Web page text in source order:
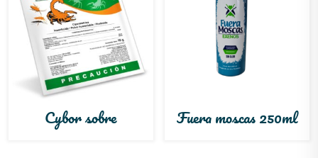
Cybor sobre Fuera moscas 250ml